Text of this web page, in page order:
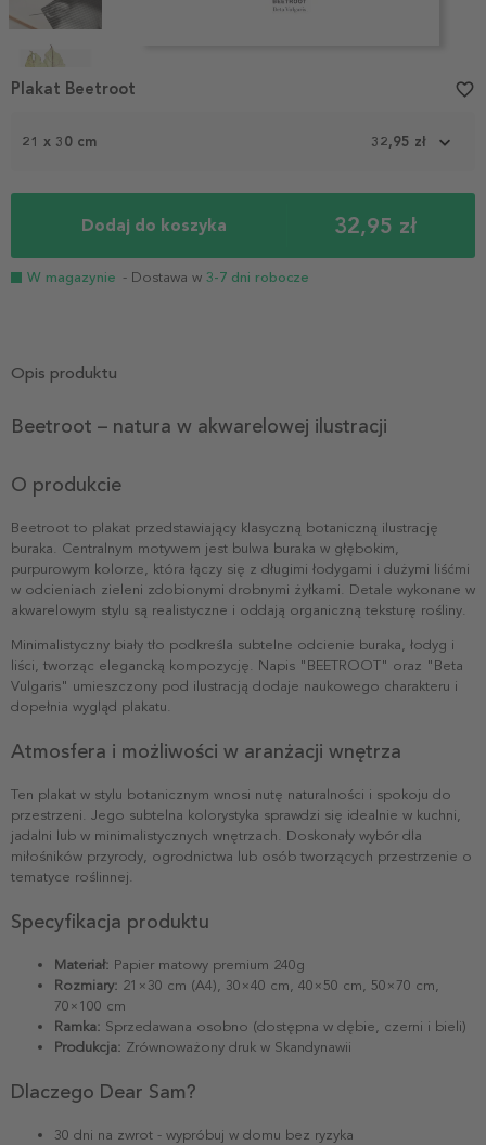
1
21 x 30 cm 32,95 zł
Dodaj do koszyka 32,95 zł
W magazynie - Dostawa w 3-7 dni robocze
Plakat Beetroot favorite_border
Opis produktu
Beetroot – natura w akwarelowej ilustracji
O produkcie
Beetroot to plakat przedstawiający klasyczną botaniczną ilustrację
buraka. Centralnym motywem jest bulwa buraka w głębokim,
purpurowym kolorze, która łączy się z długimi łodygami i dużymi liśćmi
w odcieniach zieleni zdobionymi drobnymi żyłkami. Detale wykonane w
akwarelowym stylu są realistyczne i oddają organiczną teksturę rośliny.
Minimalistyczny biały tło podkreśla subtelne odcienie buraka, łodyg i
liści, tworząc elegancką kompozycję. Napis "BEETROOT" oraz "Beta
Vulgaris" umieszczony pod ilustracją dodaje naukowego charakteru i
dopełnia wygląd plakatu.
Atmosfera i możliwości w aranżacji wnętrza
Ten plakat w stylu botanicznym wnosi nutę naturalności i spokoju do
przestrzeni. Jego subtelna kolorystyka sprawdzi się idealnie w kuchni,
jadalni lub w minimalistycznych wnętrzach. Doskonały wybór dla
miłośników przyrody, ogrodnictwa lub osób tworzących przestrzenie o
tematyce roślinnej.
Specyfikacja produktu
Materiał: Papier matowy premium 240g
Rozmiary: 21×30 cm (A4), 30×40 cm, 40×50 cm, 50×70 cm,
70×100 cm
Ramka: Sprzedawana osobno (dostępna w dębie, czerni i bieli)
Produkcja: Zrównoważony druk w Skandynawii
Dlaczego Dear Sam?
30 dni na zwrot - wypróbuj w domu bez ryzyka